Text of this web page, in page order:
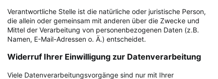
Verantwortliche Stelle ist die natürliche oder juristische Person,
die allein oder gemeinsam mit anderen über die Zwecke und
Mittel der Verarbeitung von personenbezogenen Daten (z.B.
Namen, E-Mail-Adressen o. Ä.) entscheidet.
Widerruf Ihrer Einwilligung zur Datenverarbeitung
Viele Datenverarbeitungsvorgänge sind nur mit Ihrer